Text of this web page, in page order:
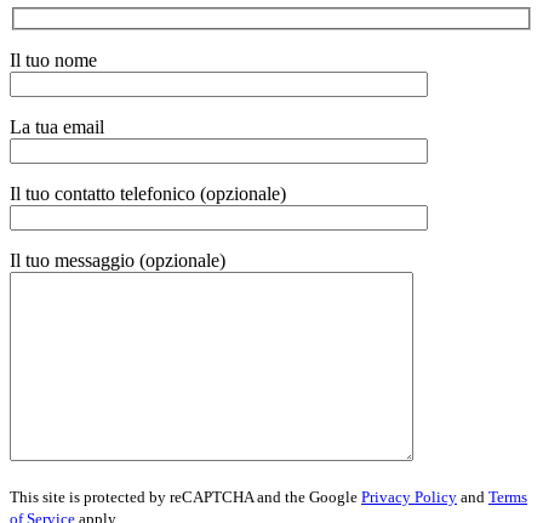
Il tuo nome
La tua email
Il tuo contatto telefonico (opzionale)
Il tuo messaggio (opzionale)
This site is protected by reCAPTCHA and the Google Privacy Policy and Terms
of Service apply.